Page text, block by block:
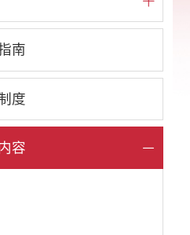
南
度
容